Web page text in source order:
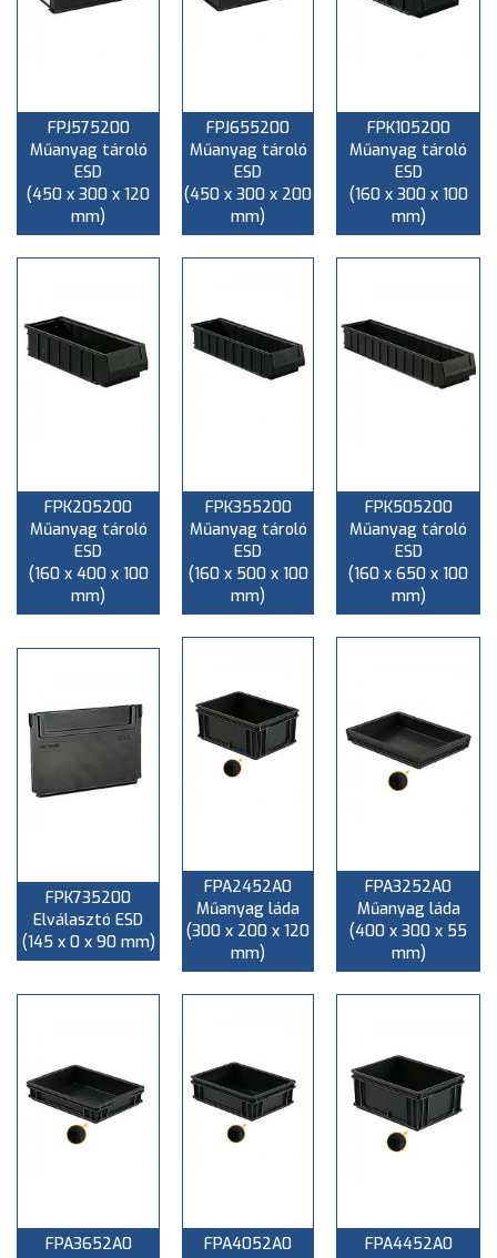
FPJ575200
Műanyag tároló
ESD
(450 x 300 x 120
mm)
FPJ655200
Műanyag tároló
ESD
(450 x 300 x 200
mm)
FPK105200
Műanyag tároló
ESD
(160 x 300 x 100
mm)
FPK205200
Műanyag tároló
ESD
(160 x 400 x 100
mm)
FPK355200
Műanyag tároló
ESD
(160 x 500 x 100
mm)
FPK505200
Műanyag tároló
ESD
(160 x 650 x 100
mm)
FPK735200
Elválasztó ESD
(145 x 0 x 90 mm)
FPA2452A0
Műanyag láda
(300 x 200 x 120
mm)
FPA3252A0
Műanyag láda
(400 x 300 x 55
mm)
FPA3652A0
FPA4052A0
FPA4452A0